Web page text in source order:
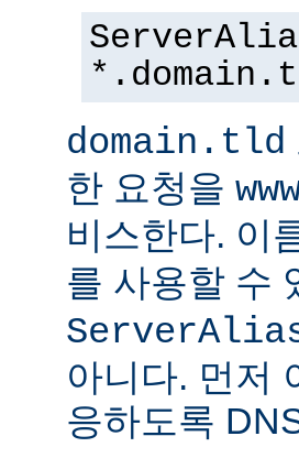
domain.tld
한 요청을
비스한다. 이
를 사용할 수
아니다. 먼저
응하도록